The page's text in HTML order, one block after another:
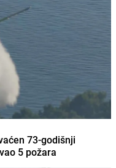
73-godišnji
5 požara